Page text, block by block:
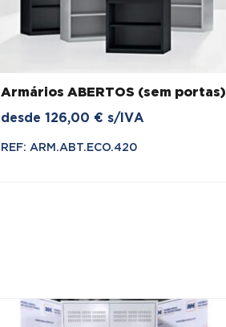
Armários ABERTOS (sem portas)
desde 126,00 € s/IVA
REF: ARM.ABT.ECO.420